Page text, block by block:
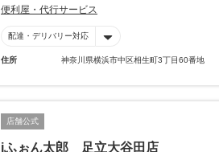
便利屋・代行サービス
配達・デリバリー対応
住所 神奈川県横浜市中区相生町3丁目60番地
店舗公式
iふぉん太郎 足立大谷田店